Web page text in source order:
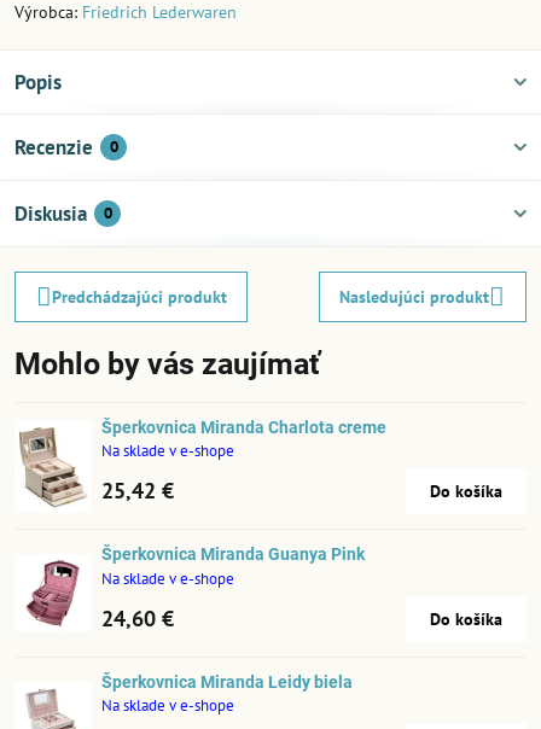
Výrobca: Friedrich Lederwaren
Popis
Recenzie 0
Diskusia 0
Predchádzajúci produkt Nasledujúci produkt
Mohlo by vás zaujímať
Šperkovnica Miranda Charlota creme
Na sklade v e-shope
25,42 € Do košíka
Šperkovnica Miranda Guanya Pink
Na sklade v e-shope
24,60 € Do košíka
Šperkovnica Miranda Leidy biela
Na sklade v e-shope